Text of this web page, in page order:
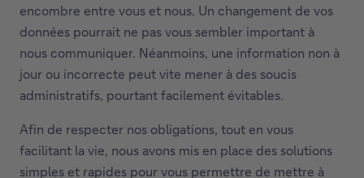
encombre entre vous et nous. Un changement de vos
données pourrait ne pas vous sembler important à
nous communiquer. Néanmoins, une information non à
jour ou incorrecte peut vite mener à des soucis
administratifs, pourtant facilement évitables.
Afin de respecter nos obligations, tout en vous
facilitant la vie, nous avons mis en place des solutions
simples et rapides pour vous permettre de mettre à